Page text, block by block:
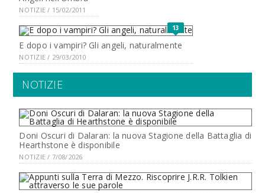
NOTIZIE / 15/02/2011
13
E dopo i vampiri? Gli angeli, naturalmente
NOTIZIE / 29/03/2010
NOTIZIE
Doni Oscuri di Dalaran: la nuova Stagione della Battaglia di
Hearthstone è disponibile
NOTIZIE / 7/08/2026